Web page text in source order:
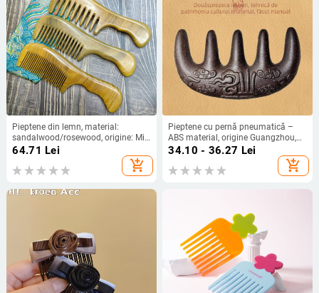
Pieptene din lemn, material:
sandalwood/rosewood, origine: Min
county, Anhui, finisaj: șlefuire,
64.71 Lei
add_shopping_cart
Pieptene cu pernă pneumatică –
ABS material, origine Guangzhou,
marcă 1 (neimportat)
34.10 - 36.27 Lei
add_shopping_cart